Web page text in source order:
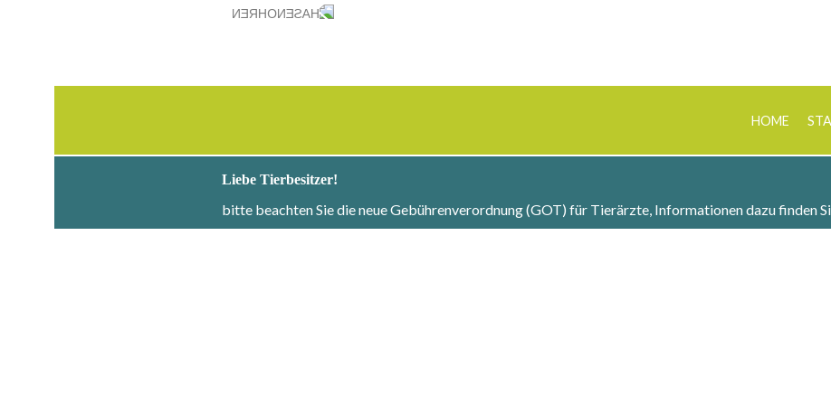
HOME
Liebe Tierbesitzer!
bitte beachten Sie die neue Gebührenverordnung (GOT) für Tierärzte, Informationen dazu finden